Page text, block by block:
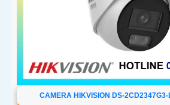
CAMERA HIKVISION DS-